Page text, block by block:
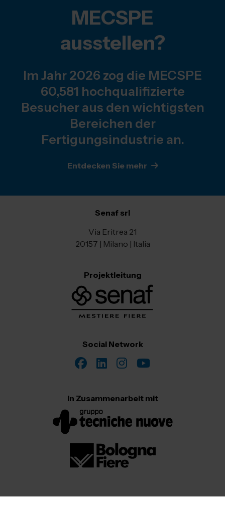
MECSPE
ausstellen?
Im Jahr 2026 zog die MECSPE
60,581 hochqualifizierte
Besucher aus den wichtigsten
Bereichen der
Fertigungsindustrie an.
Entdecken Sie mehr
Senaf srl
Via Eritrea 21
20157 | Milano | Italia
Projektleitung
Social Network
In Zusammenarbeit mit